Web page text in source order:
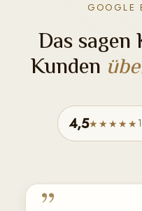
GOOGLE
Das
Kunden
4,5★★★★★